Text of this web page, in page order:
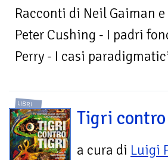
Racconti di Neil Gaiman
Peter Cushing - I padri
Perry - I casi
LIBRI
Tigri
a cura di Luigi